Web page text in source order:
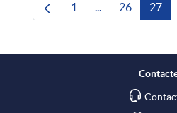
Pàgina
1 ...PàginesPàgina
26 27